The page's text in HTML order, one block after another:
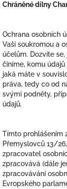
Chráněné dílny
Ochrana osobních
Vaši soukromou a
účelům. Dozvíte
činíme, komu
jaká máte v
práva, tedy co od
svými podněty,
údajů.
Tímto prohlášením
Přemyslovců 13/
zpracovatel
zpracovává (dále
zpracovávání
Evropského